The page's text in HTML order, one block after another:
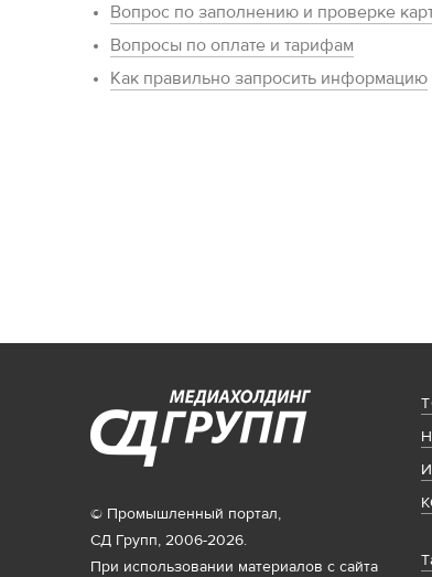
Вопрос по заполнению и проверке
Вопросы по оплате и тарифам
Как правильно запросить информацию
© Промышленный портал,
СД Групп, 2006-2026.
При использовании материалов с сайта